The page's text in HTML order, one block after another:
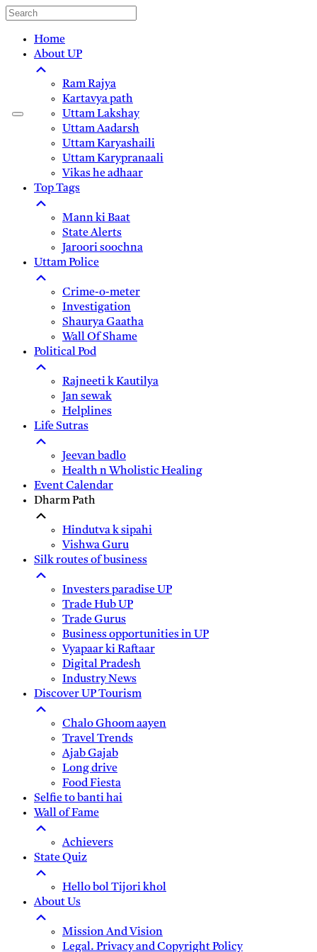
Home
About UP
Ram Rajya
Kartavya path
Uttam Lakshay
Uttam Aadarsh
Uttam Karyashaili
Uttam Karypranaali
Vikas he adhaar
Top Tags
Mann ki Baat
State Alerts
Jaroori soochna
Uttam Police
Crime-o-meter
Investigation
Shaurya Gaatha
Wall Of Shame
Political Pod
Rajneeti k Kautilya
Jan sewak
Helplines
Life Sutras
Jeevan badlo
Health n Wholistic Healing
Event Calendar
Dharm Path
Hindutva k sipahi
Vishwa Guru
Silk routes of business
Investers paradise UP
Trade Hub UP
Trade Gurus
Business opportunities in UP
Vyapaar ki Raftaar
Digital Pradesh
Industry News
Discover UP Tourism
Chalo Ghoom aayen
Travel Trends
Ajab Gajab
Long drive
Food Fiesta
Selfie to banti hai
Wall of Fame
Achievers
State Quiz
Hello bol Tijori khol
About Us
Mission And Vision
Legal. Privacy and Copyright Policy